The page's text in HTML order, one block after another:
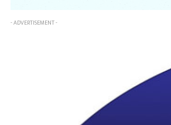
- ADVERTISEMENT -